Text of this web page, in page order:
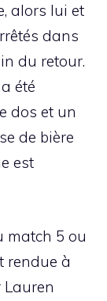
alors lui et
dans
du retour.
été
dos et un
de bière
est
match 5 ou
rendue à
Lauren